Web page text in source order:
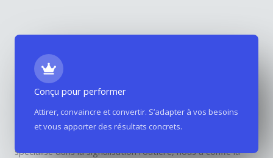
Conçu pour performer
Attirer, convaincre et convertir. S’adapter à vos besoins
et vous apporter des résultats concrets.
Site internet Signaux Girod
Signaux Girod, groupe international côté en bourse
spécialisé dans la signalisation routière, nous a confié la